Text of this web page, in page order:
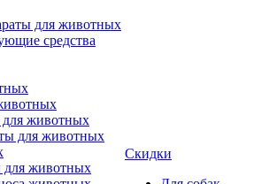
для животных
средства
для животных
для животных
для животных
Скидки